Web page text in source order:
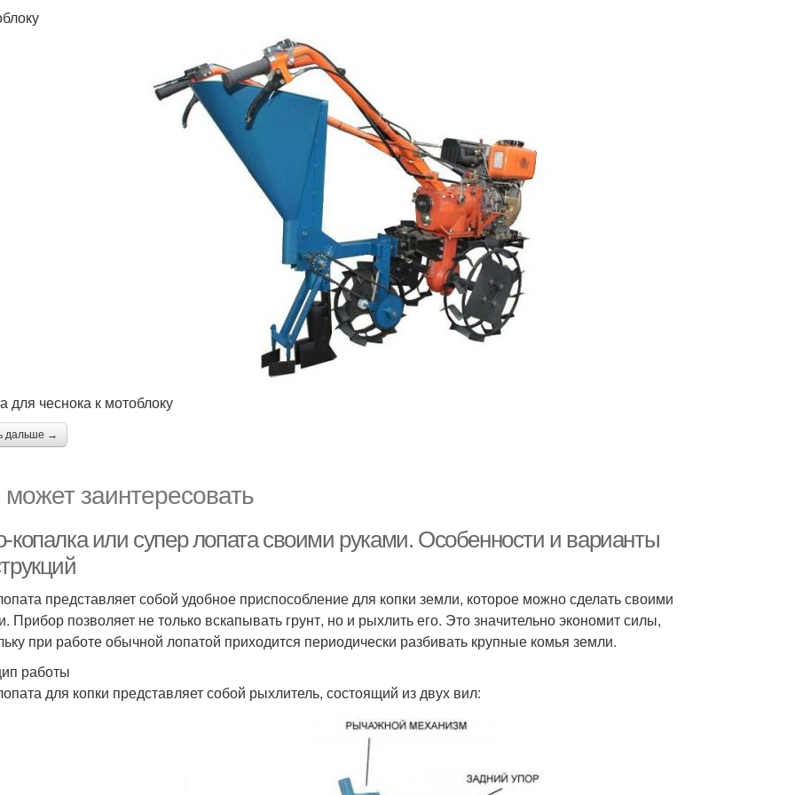
для чеснока к мотоблоку
дальше →
заинтересовать
копалка или супер лопата своими руками. Особенности и варианты
представляет собой удобное приспособление для копки земли, которое можно сделать своими
Прибор позволяет не только вскапывать грунт, но и рыхлить его. Это значительно экономит силы,
при работе обычной лопатой приходится периодически разбивать крупные комья земли.
работы
для копки представляет собой рыхлитель, состоящий из двух вил: